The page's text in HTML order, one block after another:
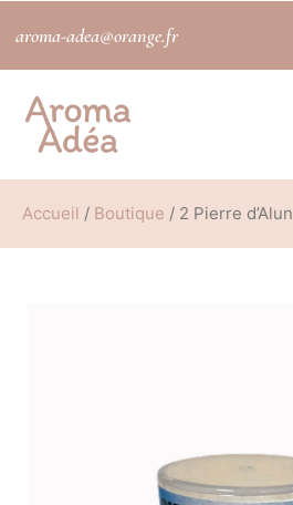
aroma-adea@orange.fr
Accueil / Boutique / 2 Pierre d’Alun